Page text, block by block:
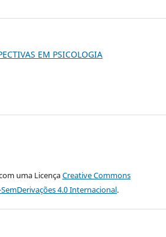
EM PSICOLOGIA
uma LicençaCreative Commons
4.0 Internacional.